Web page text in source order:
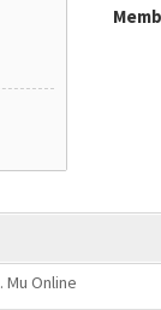
.Mu Online